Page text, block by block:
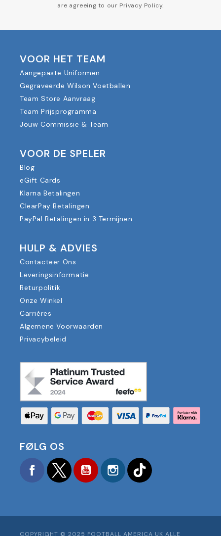
are agreeing to our Privacy Policy.
VOOR HET TEAM
Aangepaste Uniformen
Gegraveerde Wilson Voetballen
Team Store Aanvraag
Team Prijsprogramma
Jouw Commissie & Team
VOOR DE SPELER
Blog
eGift Cards
Klarna Betalingen
ClearPay Betalingen
PayPal Betalingen in 3 Termijnen
HULP & ADVIES
Contacteer Ons
Leveringsinformatie
Returpolitik
Onze Winkel
Carrières
Algemene Voorwaarden
Privacybeleid
FØLG OS
FacebookTwitter YouTubeInstagram
COPYRIGHT © 2025 FOOTBALL AMERICA UK ALLE